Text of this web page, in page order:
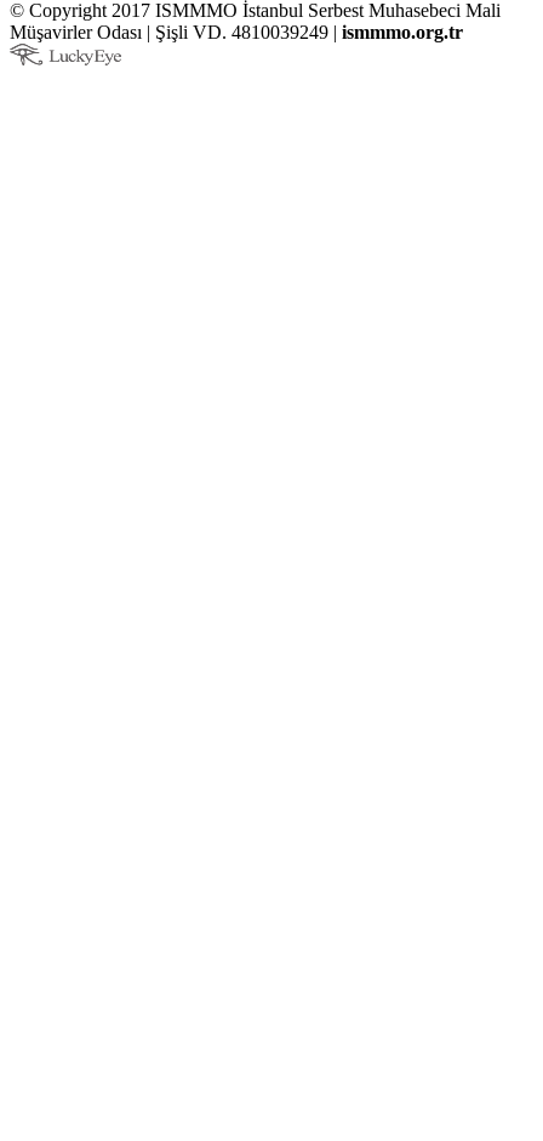
© Copyright 2017 ISMMMO İstanbul Serbest Muhasebeci Mali
Müşavirler Odası | Şişli VD. 4810039249 | ismmmo.org.tr